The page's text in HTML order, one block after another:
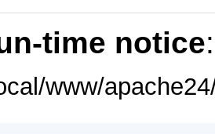
time notice
www/